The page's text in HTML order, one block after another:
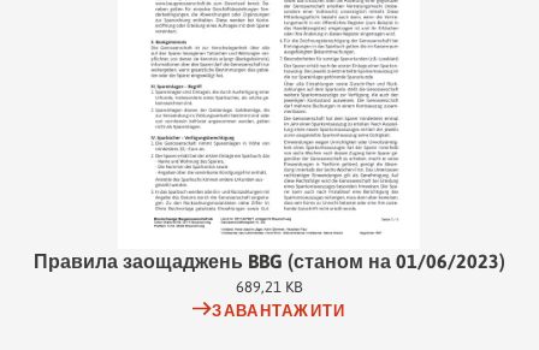
Правила заощаджень BBG (станом на 01/06/2023)
689,21 KB
ЗАВАНТАЖИТИ